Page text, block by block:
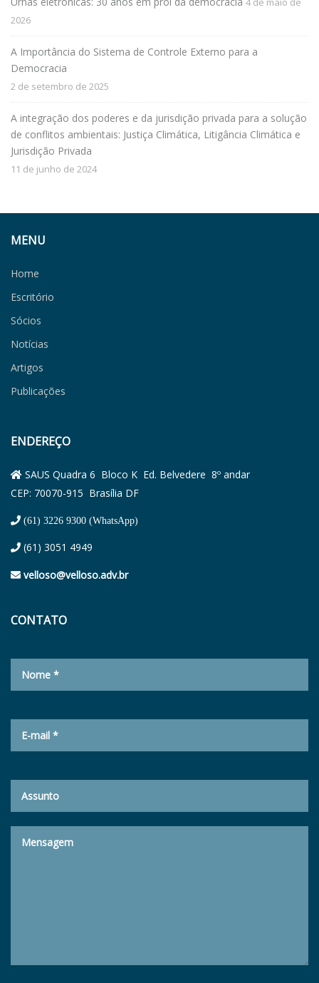
2026
A Importância do Sistema de Controle Externo para a
Democracia
2 de setembro de 2025
A integração dos poderes e da jurisdição privada para a solução
de conflitos ambientais: Justiça Climática, Litigância Climática e
Jurisdição Privada
11 de junho de 2024
MENU
Home
Escritório
Sócios
Notícias
Artigos
Publicações
ENDEREÇO
SAUS Quadra 6 Bloco K Ed. Belvedere 8º andar
CEP: 70070-915 Brasília DF
(61) 3226 9300 (WhatsApp)
(61) 3051 4949
velloso@velloso.adv.br
CONTATO